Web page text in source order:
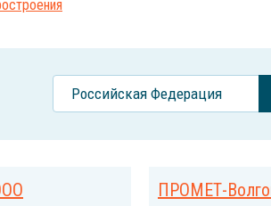
Российcкая Федерация
ПРОМЕТ-